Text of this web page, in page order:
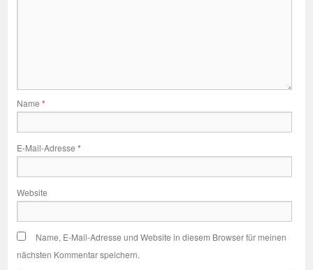
Name *
E-Mail-Adresse *
Website
Name, E-Mail-Adresse und Website in diesem Browser für meinen
nächsten Kommentar speichern.